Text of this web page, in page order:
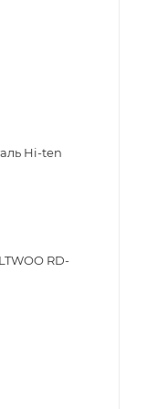
Hi-ten
LTWOO RD-